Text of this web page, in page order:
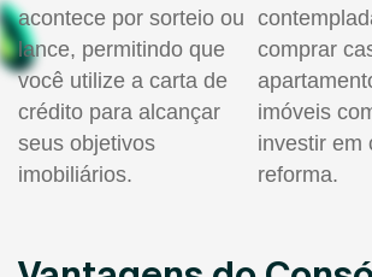
acontece por sorteio ou
lance, permitindo que
você utilize a carta de
crédito para alcançar
seus objetivos
imobiliários.
comprar
imóveis
investir em
reforma.